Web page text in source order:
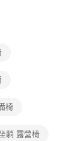
示為準，若有關於
「AFTEE先享後付
home
付」服務完成之交
意方可使用
椅
躺 露營椅